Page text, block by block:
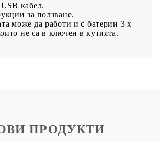
кабел.
за ползване.
може да работи и с батерии 3 х
не са в ключен в кутията.
ПРОДУКТИ